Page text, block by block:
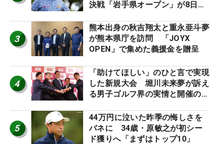
決戦「岩手県オープン」が8日開
3
熊本出身の秋吉翔太と重永亜斗夢
が熊本県庁を訪問 「JOYX
OPEN」で集めた義援金を贈呈
4
「助けてほしい」のひと言で実現
した新規大会 堀川未来夢が訴え
る男子ゴルフ界の実情と開催の舞
5
44万円に泣いた昨季の悔しさを
バネに 34歳・原敏之が初シー
ド獲りへ「まずはトップ10」